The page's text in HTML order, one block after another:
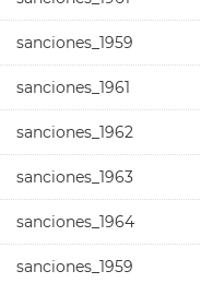
sanciones_1959
sanciones_1961
sanciones_1962
sanciones_1963
sanciones_1964
sanciones_1959